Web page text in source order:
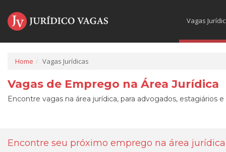
Vagas
Home Vagas Jurídicas
Vagas de Emprego na Área Jurídica
Encontre vagas na área jurídica, para advogados, estagiários
Encontre seu próximo emprego na área jurídica